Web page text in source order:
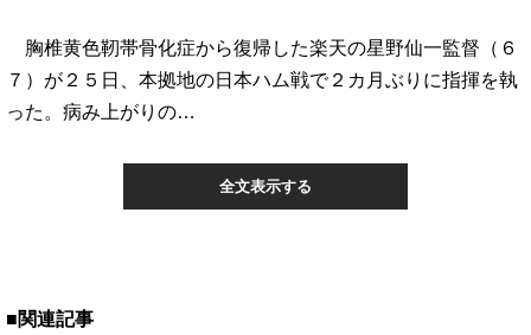
胸椎黄色靭帯骨化症から復帰した楽天の星野仙一監督（６
７）が２５日、本拠地の日本ハム戦で２カ月ぶりに指揮を執
った。病み上がりの…
全文表示する
■関連記事